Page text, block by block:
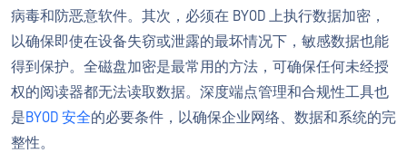
病毒和防恶意软件。其次，必须在 BYOD 上执行数据加密，
以确保即使在设备失窃或泄露的最坏情况下，敏感数据也能
得到保护。全磁盘加密是最常用的方法，可确保任何未经授
权的阅读器都无法读取数据。深度端点管理和合规性工具也
是BYOD 安全的必要条件，以确保企业网络、数据和系统的完
整性。